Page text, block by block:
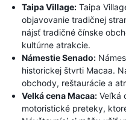
Taipa Village: Taipa
objavovanie tradičnej
nájsť tradičné čínske
kultúrne atrakcie.
Námestie Senado:
historickej štvrti Macaa.
obchody, reštaurácie a
Velká cena Macaa: Veľká
motoristické preteky,